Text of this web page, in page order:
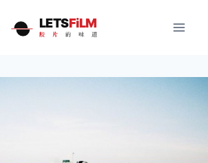
LETSFiLM
胶 片 的 味 道